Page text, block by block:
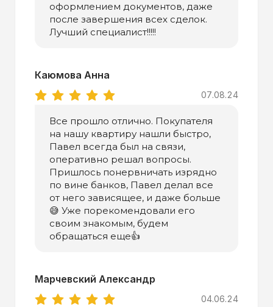
оформлением документов, даже
после завершения всех сделок.
Лучший специалист!!!!!
Каюмова Анна
07.08.24
Все прошло отлично. Покупателя
на нашу квартиру нашли быстро,
Павел всегда был на связи,
оперативно решал вопросы.
Пришлось понервничать изрядно
по вине банков, Павел делал все
от него зависящее, и даже больше
😅 Уже порекомендовали его
своим знакомым, будем
обращаться еще👍
Марчевский Александр
04.06.24